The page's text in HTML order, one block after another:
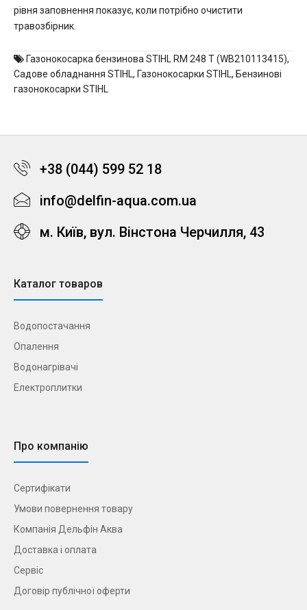
рівня заповнення показує, коли потрібно очистити
травозбірник.
Газонокосарка бензинова STIHL RM 248 T (WB210113415),
Садове обладнання STIHL, Газонокосарки STIHL, Бензинові
газонокосарки STIHL
+38 (044) 599 52 18
info@delfin-aqua.com.ua
м. Київ, вул. Вінстона Черчилля, 43
Каталог товаров
Водопостачання
Опалення
Водонагрівачі
Електроплитки
Про компанію
Сертифікати
Умови повернення товару
Компанія Дельфін Аква
Доставка і оплата
Сервіс
Договір публічної оферти